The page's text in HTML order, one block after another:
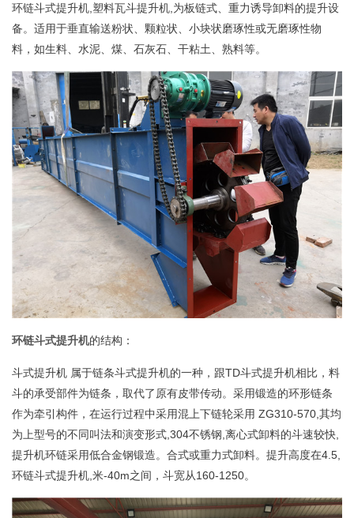
环链斗式提升机,塑料瓦斗提升机,为板链式、重力诱导卸料的提升设
备。适用于垂直输送粉状、颗粒状、小块状磨琢性或无磨琢性物
料，如生料、水泥、煤、石灰石、干粘土、熟料等。
环链斗式提升机的结构：
斗式提升机 属于链条斗式提升机的一种，跟TD斗式提升机相比，料
斗的承受部件为链条，取代了原有皮带传动。采用锻造的环形链条
作为牵引构件，在运行过程中采用混上下链轮采用 ZG310-570,其均
为上型号的不同叫法和演变形式,304不锈钢,离心式卸料的斗速较快,
提升机环链采用低合金钢锻造。合式或重力式卸料。提升高度在4.5,
环链斗式提升机,米-40m之间，斗宽从160-1250。